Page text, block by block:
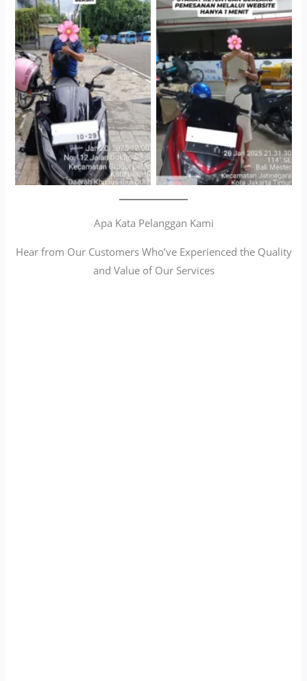
Antar Jemput Kendaraan
Cityplaza Jatinegara
Gedung Parkir P6A
Apa Kata Pelanggan Kami
Hear from Our Customers Who’ve Experienced the Quality
and Value of Our Services